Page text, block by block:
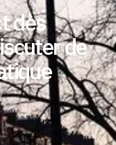
dès
de